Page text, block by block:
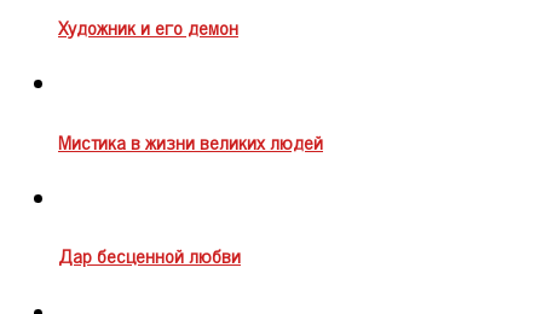
Художник и его демон
Мистика в жизни великих людей
Дар бесценной любви